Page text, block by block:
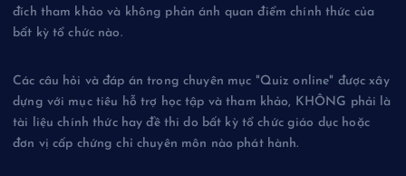
đích tham khảo và không phản ánh quan điểm chính thức của
bất kỳ tổ chức nào.
Các câu hỏi và đáp án trong chuyên mục "Quiz online" được xây
dựng với mục tiêu hỗ trợ học tập và tham khảo, KHÔNG phải là
tài liệu chính thức hay đề thi do bất kỳ tổ chức giáo dục hoặc
đơn vị cấp chứng chỉ chuyên môn nào phát hành.